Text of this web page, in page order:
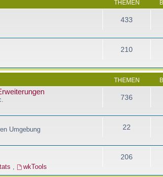
THEMEN
433
210
THEMEN
736
Umgebung 22
wkTools
206